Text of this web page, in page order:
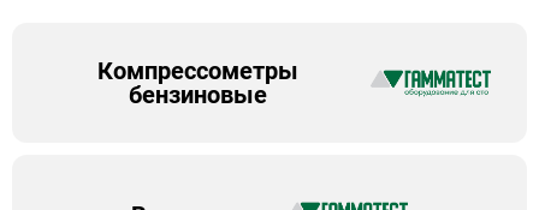
Компрессометры
бензиновые